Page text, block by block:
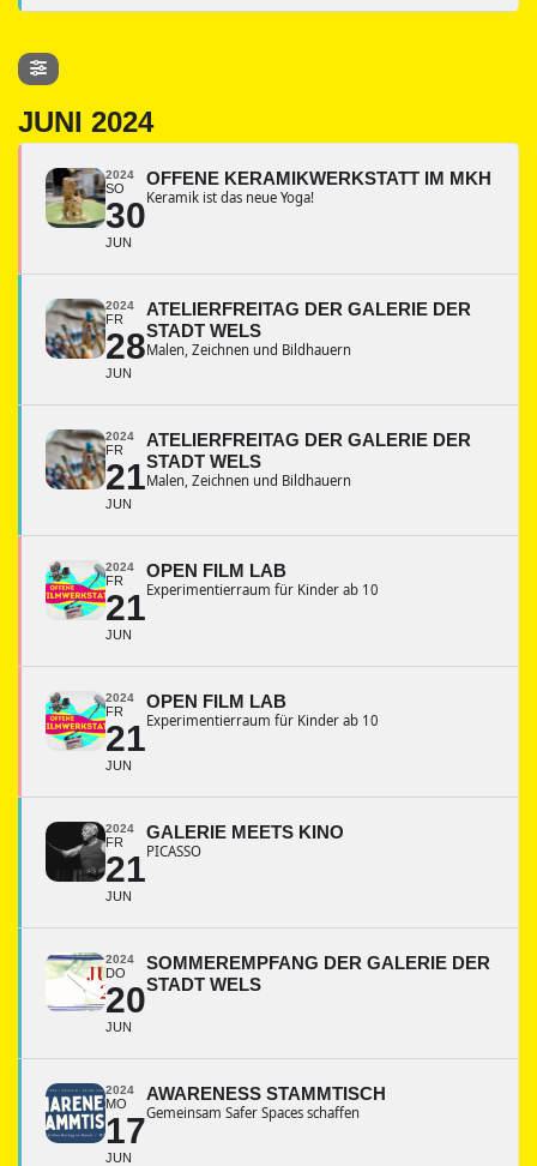
JUNI 2024
2024
SO
30
JUN
OFFENE KERAMIKWERKSTATT IM MKH
Keramik ist das neue Yoga!
2024
FR
28
JUN
ATELIERFREITAG DER GALERIE DER
STADT WELS
Malen, Zeichnen und Bildhauern
2024
FR
21
JUN
ATELIERFREITAG DER GALERIE DER
STADT WELS
Malen, Zeichnen und Bildhauern
2024
FR
21
JUN
OPEN FILM LAB
Experimentierraum für Kinder ab 10
2024
FR
21
JUN
OPEN FILM LAB
Experimentierraum für Kinder ab 10
2024
FR
21
JUN
GALERIE MEETS KINO
PICASSO
2024
DO
20
JUN
SOMMEREMPFANG DER GALERIE DER
STADT WELS
2024
MO
17
JUN
AWARENESS STAMMTISCH
Gemeinsam Safer Spaces schaffen